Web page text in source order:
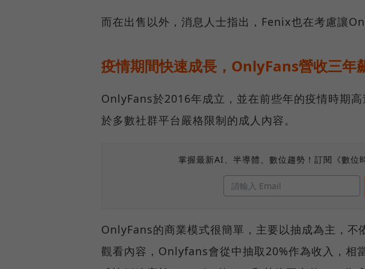
而在出售以外，消息人士指出，Fenix也在考慮讓
疫情期間快速成長，OnlyFans營收三年
OnlyFans於2016年成立，並在前些年的疫情時期
於多數社群平台嚴格限制的成人內容。
掌握最新AI、半導體、數位趨勢！訂閱《數位
OnlyFans的商業模式很簡單，主要以抽成為主，不
觀看內容，Onlyfans會從中抽取20%作為收入，相